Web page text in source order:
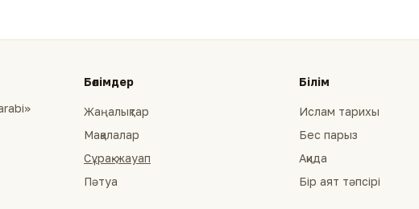
Бөлімдер
Жаңалықтар
Мақалалар
Сұрақ-жауап
Пәтуа
Білім
Ислам тарихы
Бес парыз
Ақида
Бір аят тәпсірі